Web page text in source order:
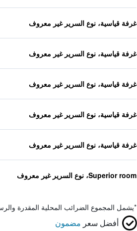
غرفة قياسية، نوع السرير غير معروف
غرفة قياسية، نوع السرير غير معروف
غرفة قياسية، نوع السرير غير معروف
غرفة قياسية، نوع السرير غير معروف
غرفة قياسية، نوع السرير غير معروف
Superior room، نوع السرير غير معروف
*يشمل المجموع الضرائب المحلية المقدرة
أفضل سعر مضمون